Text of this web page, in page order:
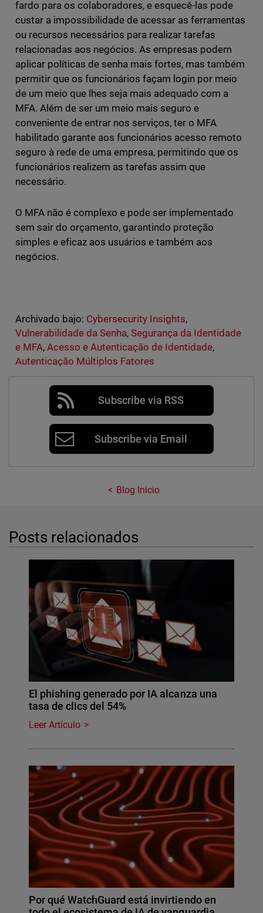
fardo para os colaboradores, e esquecê-las pode
custar a impossibilidade de acessar as ferramentas
ou recursos necessários para realizar tarefas
relacionadas aos negócios. As empresas podem
aplicar políticas de senha mais fortes, mas também
permitir que os funcionários façam login por meio
de um meio que lhes seja mais adequado com a
MFA. Além de ser um meio mais seguro e
conveniente de entrar nos serviços, ter o MFA
habilitado garante aos funcionários acesso remoto
seguro à rede de uma empresa, permitindo que os
funcionários realizem as tarefas assim que
necessário.
O MFA não é complexo e pode ser implementado
sem sair do orçamento, garantindo proteção
simples e eficaz aos usuários e também aos
negócios.
Archivado bajo: Cybersecurity Insights,
Vulnerabilidade da Senha, Segurança da Identidade
e MFA, Acesso e Autenticação de Identidade,
Autenticação Múltiplos Fatores
Subscribe via RSS
Subscribe via Email
Blog Inicio
Posts relacionados
El phishing generado por IA alcanza una
tasa de clics del 54%
Leer Artículo
Por qué WatchGuard está invirtiendo en